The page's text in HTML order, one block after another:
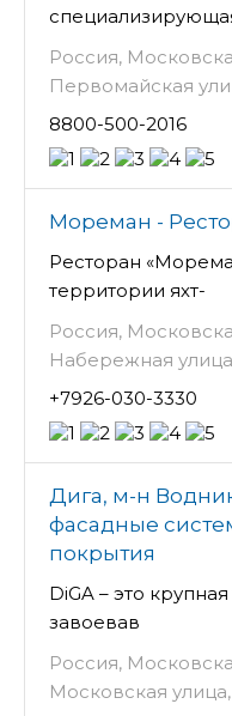
Россия,
Первомайская
8800-500-2016
Мореман -
Ресторан
территории яхт-
Россия,
Набережная
+7926-030-3330
Дига, м-н
фасадные
покрытия
DiGA – это
завоевав
Россия,
Московская